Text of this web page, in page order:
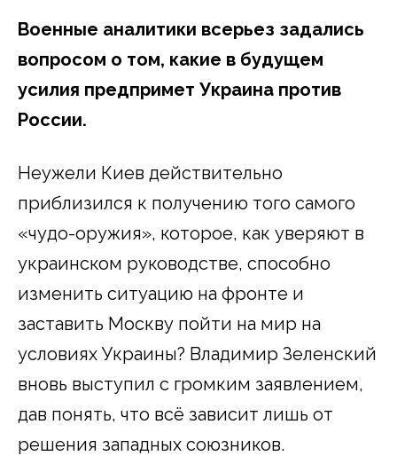
Военные аналитики всерьез задались
вопросом о том, какие в будущем
усилия предпримет Украина против
России.
Неужели Киев действительно
приблизился к получению того самого
«чудо-оружия», которое, как уверяют в
украинском руководстве, способно
изменить ситуацию на фронте и
заставить Москву пойти на мир на
условиях Украины? Владимир Зеленский
вновь выступил с громким заявлением,
дав понять, что всё зависит лишь от
решения западных союзников.